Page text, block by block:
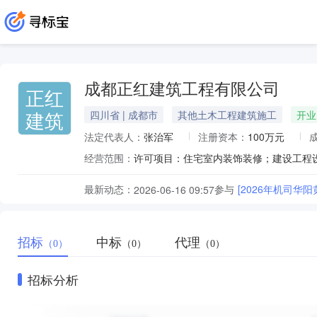
正红
建筑
成都正红建筑工程有限公司
四川省 | 成都市 其他土木工程建筑施工
开业
法定代表人： 张治军 注册资本： 100万元
经营范围：
最新动态： 2026-06-16 09:57参与 [2026年机司华阳
招标 （0） 中标 （0） 代理 （0）
招标分析